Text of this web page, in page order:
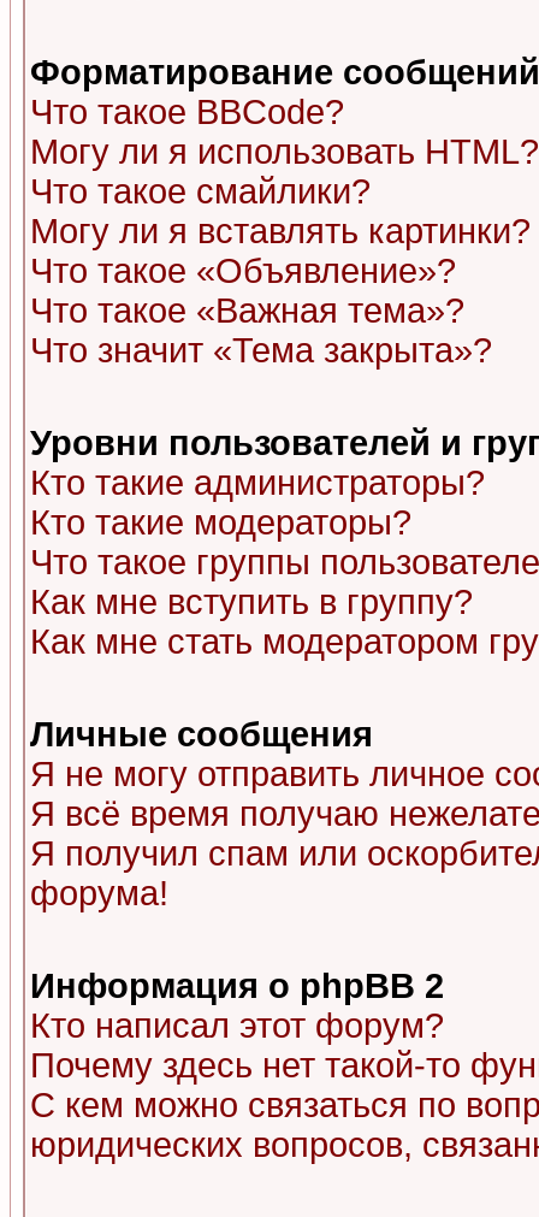
Форматирование
Что такое BBCode?
Могу ли я использовать HTML?
Что такое смайлики?
Могу ли я вставлять картинки?
Что такое «Объявление»?
Что такое «Важная тема»?
Что значит «Тема закрыта»?
Уровни пользователей и
Кто такие администраторы?
Кто такие модераторы?
Что такое группы
Как мне вступить в группу?
Как мне стать модератором
Личные сообщения
Я не могу отправить личное
Я всё время получаю
Я получил спам или
форума!
Информация о phpBB 2
Кто написал этот форум?
Почему здесь нет такой-то
С кем можно связаться по
юридических вопросов,